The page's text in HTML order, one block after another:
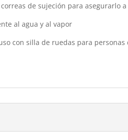
de sujeción para asegurarlo
al agua y al vapor
con silla de ruedas para personas